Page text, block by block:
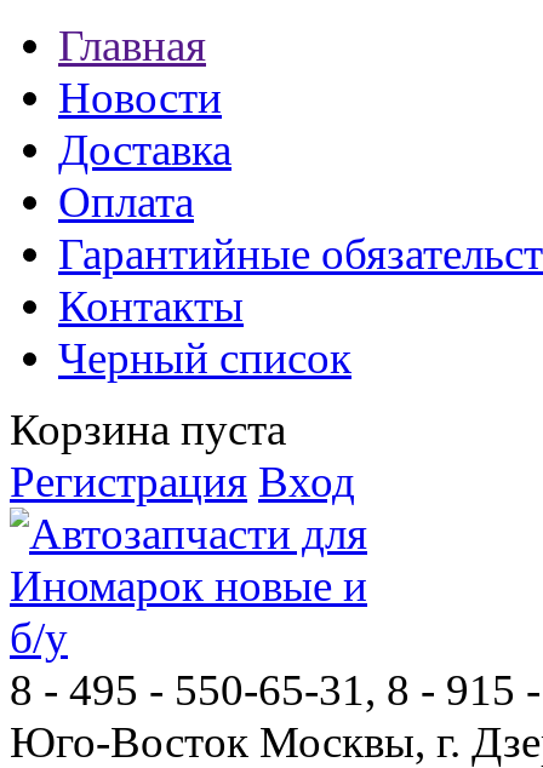
Главная
Новости
Доставка
Оплата
Гарантийные
Контакты
Черный список
Корзина пуста
Регистрация Вход
8 - 495 - 550-65-31, 8 - 915
Юго-Восток Москвы, г.